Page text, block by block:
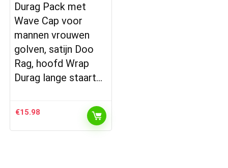
Durag Pack met
Wave Cap voor
mannen vrouwen
golven, satijn Doo
Rag, hoofd Wrap
Durag lange staart…
€15.98